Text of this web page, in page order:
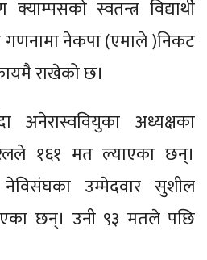
स्वतन्त्र विद्यार्थी
गणनामा नेकपा (एमाले )निकट
राखेको छ।
अध्यक्षका
१६१ मत ल्याएका छन्।
उम्मेदवार सुशील
छन्। उनी ९३ मतले पछि